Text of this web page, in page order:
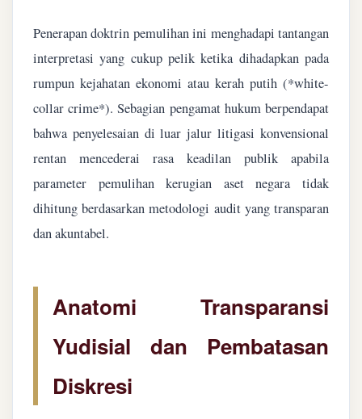
Penerapan doktrin pemulihan ini menghadapi tantangan
interpretasi yang cukup pelik ketika dihadapkan pada
rumpun kejahatan ekonomi atau kerah putih (*white-
collar crime*). Sebagian pengamat hukum berpendapat
bahwa penyelesaian di luar jalur litigasi konvensional
rentan mencederai rasa keadilan publik apabila
parameter pemulihan kerugian aset negara tidak
dihitung berdasarkan metodologi audit yang transparan
dan akuntabel.
Anatomi Transparansi
Yudisial dan Pembatasan
Diskresi